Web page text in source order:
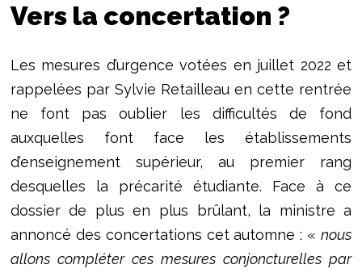
Vers la concertation ?
Les mesures d’urgence votées en juillet 2022 et
rappelées par Sylvie Retailleau en cette rentrée
ne font pas oublier les difficultés de fond
auxquelles font face les établissements
d’enseignement supérieur, au premier rang
desquelles la précarité étudiante. Face à ce
dossier de plus en plus brûlant, la ministre a
annoncé des concertations cet automne : «nous
allons compléter ces mesures conjoncturelles par